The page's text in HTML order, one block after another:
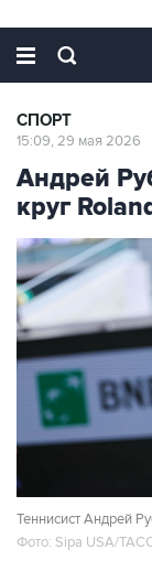
СПОРТ
15:09, 29 мая 2026
Андрей
круг
Теннисист Андрей
Фото: Sipa USA/